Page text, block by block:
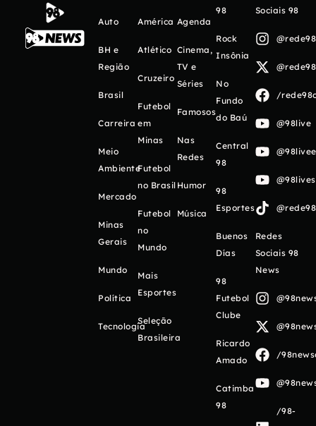
Auto
BH e
Região
Brasil
Carreira
Meio
Ambiente
Mercado
Minas
Gerais
Mundo
Política
Tecnologia
América
Atlético
Cruzeiro
Futebol
em
Minas
Futebol
no Brasil
Futebol
no
Mundo
Mais
Esportes
Seleção
Brasileira
Agenda
Cinema,
TV e
Séries
Famosos
Nas
Redes
Humor
Música
98
Rock
Insônia
No
Fundo
do Baú
Central
98
98
Esportes
Buenos
Días
98
Futebol
Clube
Ricardo
Amado
Catimba
98
Sociais 98
/
@98live
Redes
Sociais 98
News
/
/98-